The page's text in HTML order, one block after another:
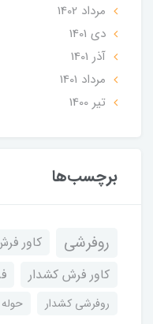
مرداد 1402
دی 1401
آذر 1401
مرداد 1401
تير 1400
برچسب‌ها
روفرشی کاور
کاور فرش کشدار
روفرشی کشدار